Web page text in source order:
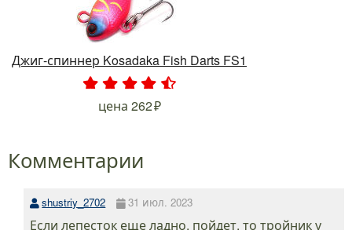
Джиг-спиннер Kosadaka Fish Darts FS1
. .
цена 262
Комментарии
shustriy_2702 31 июл. 2023
Если лепесток еще ладно, пойдет, то тройник у